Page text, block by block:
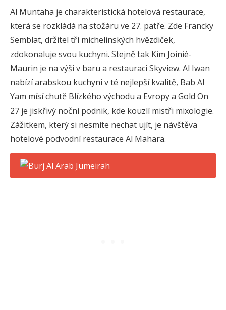
Al Muntaha je charakteristická hotelová restaurace,
která se rozkládá na stožáru ve 27. patře. Zde Francky
Semblat, držitel tří michelinských hvězdiček,
zdokonaluje svou kuchyni. Stejně tak Kim Joinié-
Maurin je na výši v baru a restauraci Skyview. Al Iwan
nabízí arabskou kuchyni v té nejlepší kvalitě, Bab Al
Yam mísí chutě Blízkého východu a Evropy a Gold On
27 je jiskřivý noční podnik, kde kouzlí mistři mixologie.
Zážitkem, který si nesmíte nechat ujít, je návštěva
hotelové podvodní restaurace Al Mahara.